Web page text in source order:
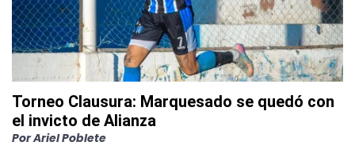
Torneo Clausura: Marquesado se quedó con
el invicto de Alianza
PorAriel Poblete